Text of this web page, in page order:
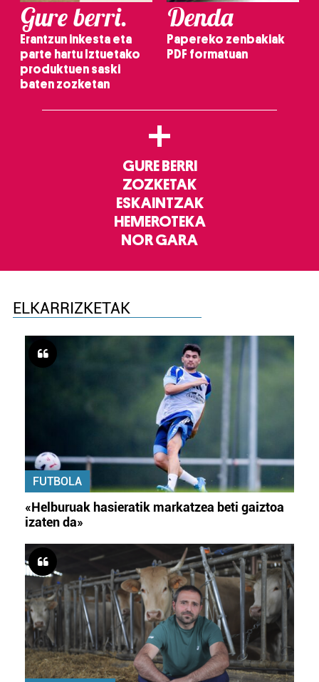
Gure berri.
Erantzun inkesta eta
parte hartu Iztuetako
produktuen saski
baten zozketan
Denda
Papereko zenbakiak
PDF formatuan
+
GURE BERRI
ZOZKETAK
ESKAINTZAK
HEMEROTEKA
NOR GARA
ELKARRIZKETAK
FUTBOLA
«Helburuak hasieratik markatzea beti gaiztoa
izaten da»